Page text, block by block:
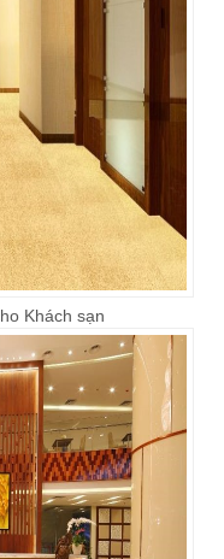
Khách sạn